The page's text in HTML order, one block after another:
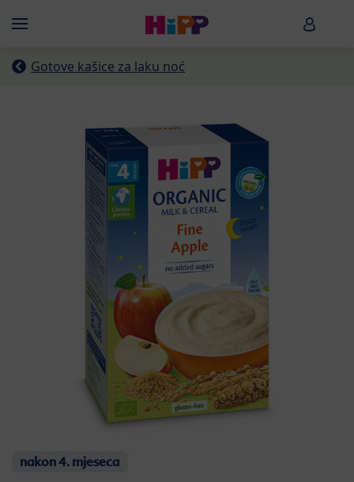
Menü HiPP
Gotove kašice za laku noć
nakon 4. mjeseca